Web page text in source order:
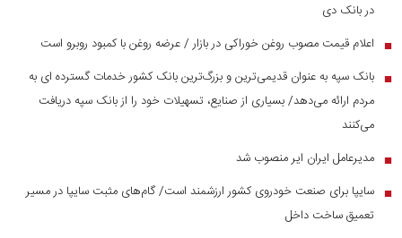
در بانک دی
■ اعلام قیمت مصوب روغن خوراکی در بازار / عرضه روغن با کمبود روبرو است
■ بانک سپه به عنوان قدیمی‌ترین و بزرگ‌ترین بانک کشور خدمات گسترده ای به
مردم ارائه می‌دهد/ بسیاری از صنایع، تسهیلات خود را از بانک سپه دریافت
می‌کنند
■ مدیرعامل ایران ایر منصوب شد
■ سایپا برای صنعت خودروی کشور ارزشمند است/ گام‌های مثبت سایپا در مسیر
تعمیق ساخت داخل